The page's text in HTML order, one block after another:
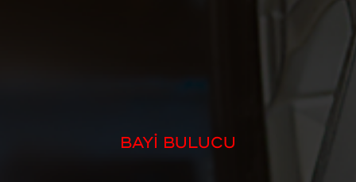
BAYİ BULUCU